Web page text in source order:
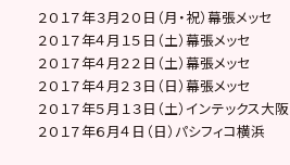
２０１７年３月２０日（月・祝）幕張メッセ
２０１７年４月１５日（土）幕張メッセ
２０１７年４月２２日（土）幕張メッセ
２０１７年４月２３日（日）幕張メッセ
２０１７年５月１３日（土）インテックス大阪
２０１７年６月４日（日）パシフィコ横浜